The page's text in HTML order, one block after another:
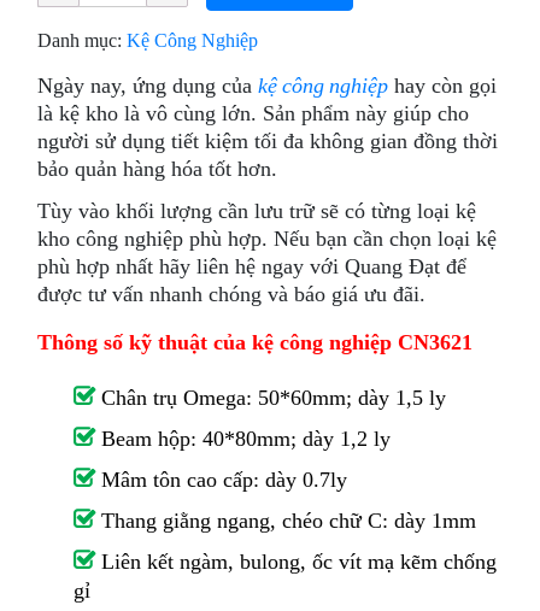
Danh mục:Kệ Công Nghiệp
Ngày nay, ứng dụng củakệ công nghiệp hay còn gọi
là kệ kho là vô cùng lớn. Sản phẩm này giúp cho
người sử dụng tiết kiệm tối đa không gian đồng thời
bảo quản hàng hóa tốt hơn.
Tùy vào khối lượng cần lưu trữ sẽ có từng loại kệ
kho công nghiệp phù hợp. Nếu bạn cần chọn loại kệ
phù hợp nhất hãy liên hệ ngay với Quang Đạt để
được tư vấn nhanh chóng và báo giá ưu đãi.
Thông số kỹ thuật của kệ công nghiệp CN3621
Chân trụ Omega: 50*60mm; dày 1,5 ly
Beam hộp: 40*80mm; dày 1,2 ly
Mâm tôn cao cấp: dày 0.7ly
Thang giằng ngang, chéo chữ C: dày 1mm
Liên kết ngàm, bulong, ốc vít mạ kẽm chống
gỉ